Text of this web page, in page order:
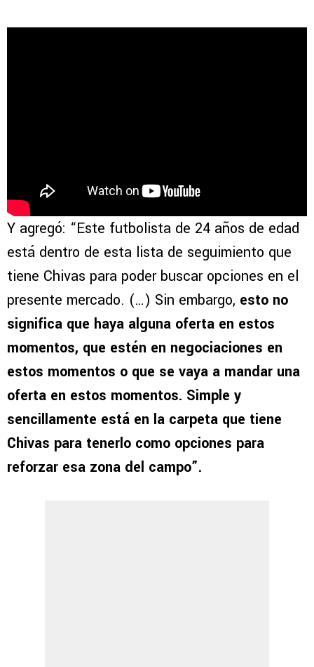
Y agregó: “Este futbolista de 24 años de edad
está dentro de esta lista de seguimiento que
tiene Chivas para poder buscar opciones en el
presente mercado. (…) Sin embargo, esto no
significa que haya alguna oferta en estos
momentos, que estén en negociaciones en
estos momentos o que se vaya a mandar una
oferta en estos momentos. Simple y
sencillamente está en la carpeta que tiene
Chivas para tenerlo como opciones para
reforzar esa zona del campo”.